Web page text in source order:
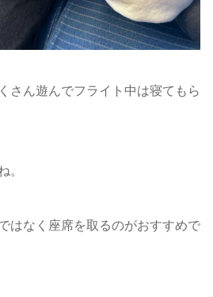
さん遊んでフライト中は寝てもら
。
はなく座席を取るのがおすすめで